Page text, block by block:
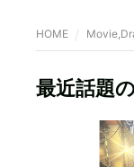
HOME
最近話題